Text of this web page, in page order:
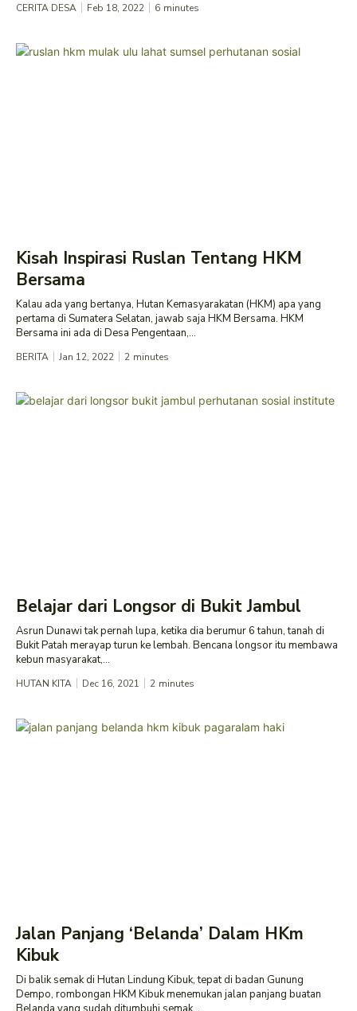
CERITA DESA Feb 18, 2022 6 minutes
Kisah Inspirasi Ruslan Tentang HKM
Bersama
Kalau ada yang bertanya, Hutan Kemasyarakatan (HKM) apa yang
pertama di Sumatera Selatan, jawab saja HKM Bersama. HKM
Bersama ini ada di Desa Pengentaan,...
BERITA Jan 12, 2022 2 minutes
Belajar dari Longsor di Bukit Jambul
Asrun Dunawi tak pernah lupa, ketika dia berumur 6 tahun, tanah di
Bukit Patah merayap turun ke lembah. Bencana longsor itu membawa
kebun masyarakat,...
HUTAN KITA Dec 16, 2021 2 minutes
Jalan Panjang ‘Belanda’ Dalam HKm
Kibuk
Di balik semak di Hutan Lindung Kibuk, tepat di badan Gunung
Dempo, rombongan HKM Kibuk menemukan jalan panjang buatan